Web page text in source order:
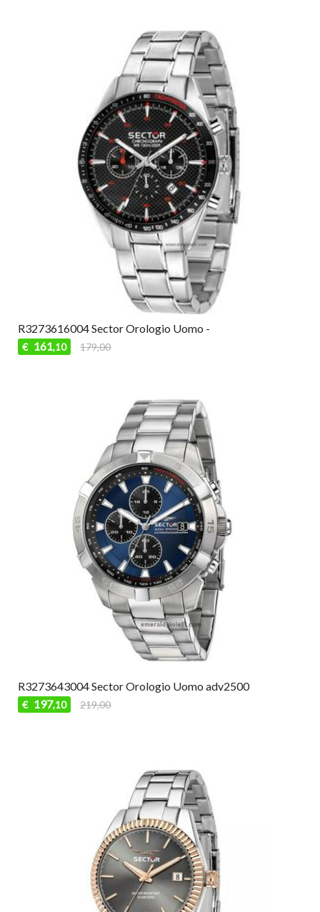
R3273616004 Sector Orologio Uomo -
€ 161,10 179,00
R3273643004 Sector Orologio Uomo adv2500
€ 197,10 219,00